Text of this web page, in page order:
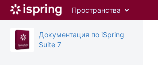
Перейти
содержимому
assistive.skiplink.to.breadcrumbs
Пространства
Документация по iSpring
Suite 7